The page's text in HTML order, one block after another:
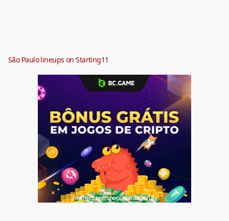
São Paulo lineups on Starting11
Jogue com responsabilidade. 18+